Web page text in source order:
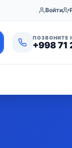
Войти
ПОЗВОНИТЕ
+998 71